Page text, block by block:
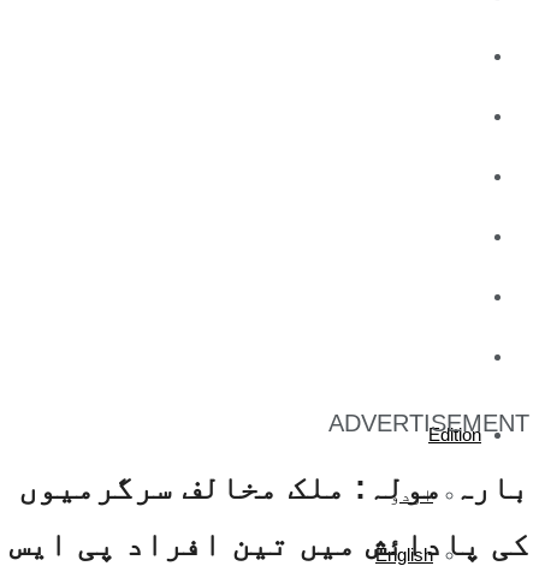
Edition
اردو
English
ADVERTISEMENT
بارہ مولہ: ملک مخالف سرگرمیوں
کی پادائش میں تین افراد پی ایس